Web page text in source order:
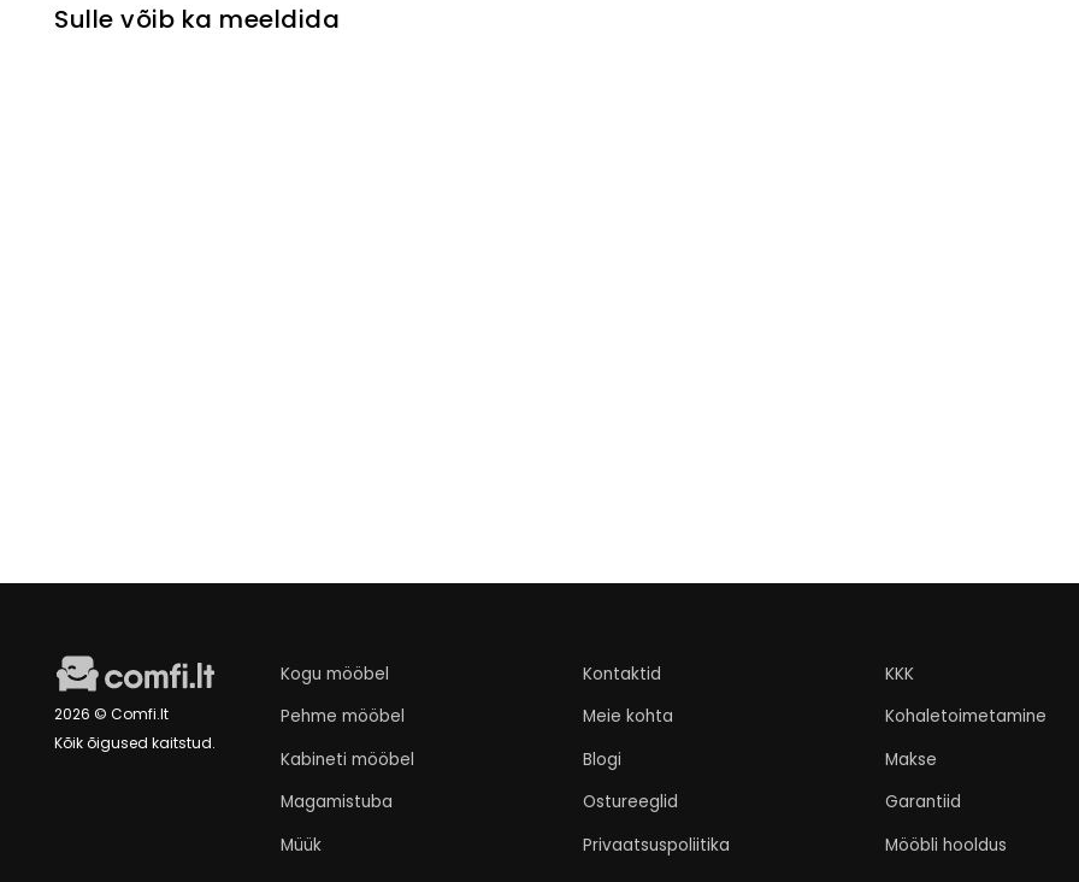
Sulle võib ka meeldida
2026 © Comfi.lt
Kõik õigused kaitstud.
Kogu mööbel
Pehme mööbel
Kabineti mööbel
Magamistuba
Müük
Kontaktid
Meie kohta
Blogi
Ostureeglid
Privaatsuspoliitika
KKK
Kohaletoimetamine
Makse
Garantiid
Mööbli hooldus